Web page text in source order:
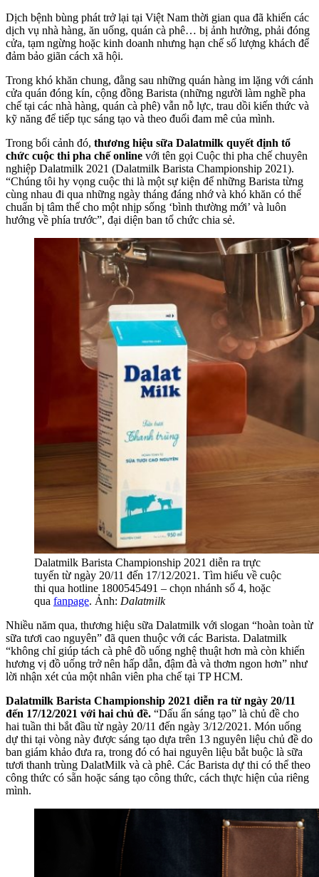
Dịch bệnh bùng phát trở lại tại Việt Nam thời gian qua đã khiến các
dịch vụ nhà hàng, ăn uống, quán cà phê… bị ảnh hưởng, phải đóng
cửa, tạm ngừng hoặc kinh doanh nhưng hạn chế số lượng khách để
đảm bảo giãn cách xã hội.
Trong khó khăn chung, đằng sau những quán hàng im lặng với cánh
cửa quán đóng kín, cộng đồng Barista (những người làm nghề pha
chế tại các nhà hàng, quán cà phê) vẫn nỗ lực, trau dồi kiến thức và
kỹ năng để tiếp tục sáng tạo và theo đuổi đam mê của mình.
Trong bối cảnh đó, thương hiệu sữa Dalatmilk quyết định tổ
chức cuộc thi pha chế online với tên gọi Cuộc thi pha chế chuyên
nghiệp Dalatmilk 2021 (Dalatmilk Barista Championship 2021).
“Chúng tôi hy vọng cuộc thi là một sự kiện để những Barista từng
cùng nhau đi qua những ngày tháng đáng nhớ và khó khăn có thể
chuẩn bị tâm thế cho một nhịp sống ‘bình thường mới’ và luôn
hướng về phía trước”, đại diện ban tổ chức chia sẻ.
Dalatmilk Barista Championship 2021 diễn ra trực
tuyến từ ngày 20/11 đến 17/12/2021. Tìm hiểu về cuộc
thi qua hotline 1800545491 – chọn nhánh số 4, hoặc
qua fanpage. Ảnh: Dalatmilk
Nhiều năm qua, thương hiệu sữa Dalatmilk với slogan “hoàn toàn từ
sữa tươi cao nguyên” đã quen thuộc với các Barista. Dalatmilk
“không chỉ giúp tách cà phê đồ uống nghệ thuật hơn mà còn khiến
hương vị đồ uống trở nên hấp dẫn, đậm đà và thơm ngon hơn” như
lời nhận xét của một nhân viên pha chế tại TP HCM.
Dalatmilk Barista Championship 2021 diễn ra từ ngày 20/11
đến 17/12/2021 với hai chủ đề. “Dấu ấn sáng tạo” là chủ đề cho
hai tuần thi bắt đầu từ ngày 20/11 đến ngày 3/12/2021. Món uống
dự thi tại vòng này được sáng tạo dựa trên 13 nguyên liệu chủ đề do
ban giám khảo đưa ra, trong đó có hai nguyên liệu bắt buộc là sữa
tươi thanh trùng DalatMilk và cà phê. Các Barista dự thi có thể theo
công thức có sẵn hoặc sáng tạo công thức, cách thực hiện của riêng
mình.